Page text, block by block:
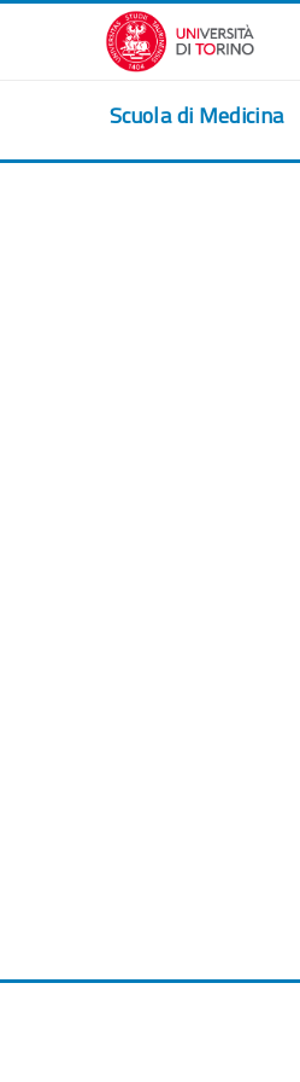
Passer au contenu principal
Scuola di Medicina